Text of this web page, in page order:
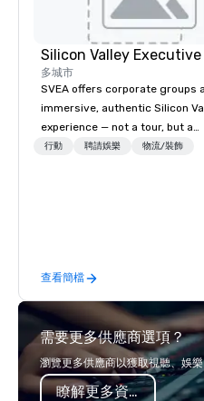
多城市
SVEA offers corporate groups
immersive, authentic Silicon
experience — not a tour, but a
transformation. We design and
offsites. Whether your group
think like a Silicon Valley
explore the mindsets driving
world's fastest-growing
or walk away with a practical
innovation playbook, SVEA
programming that is
行動 聘請娛樂 物流/裝飾
查看簡檔
需要更多供應商選項？
瀏覽更多供應商以獲取視聽、娛樂
瞭解更多資訊